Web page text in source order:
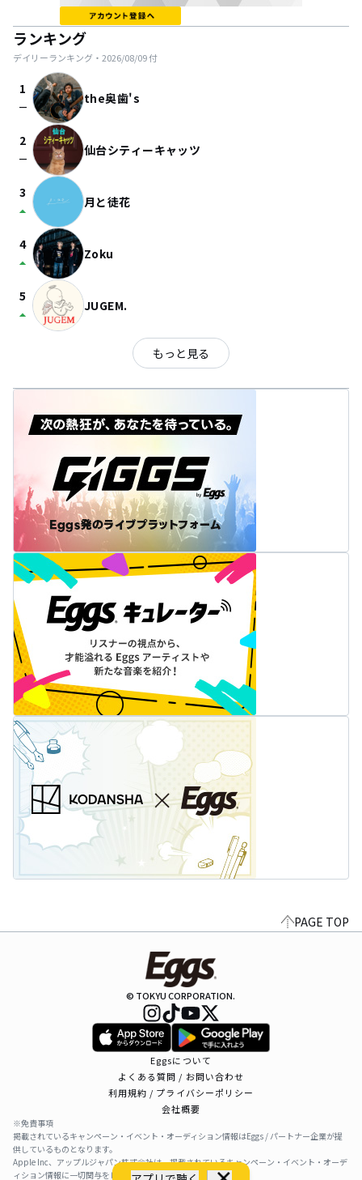
ランキング
デイリーランキング・ 2026/08/09付
1
check_indeterminate_small the奥歯's
2
check_indeterminate_small 仙台シティーキャッツ
3
arrow_drop_up 月と徒花
4
arrow_drop_up Zoku
5
arrow_drop_up JUGEM.
もっと見る
PAGE TOP
© TOKYU CORPORATION.
Eggsについて
よくある質問 / お問い合わせ
利用規約 / プライバシーポリシー
会社概要
※免責事項
掲載されているキャンペーン・イベント・オーディション情報はEggs / パートナー企業が提
供しているものとなります。
Apple Inc、アップルジャパン株式会社は、掲載されているキャンペーン・イベント・オーデ
ィション情報に一切関与をしておりません。